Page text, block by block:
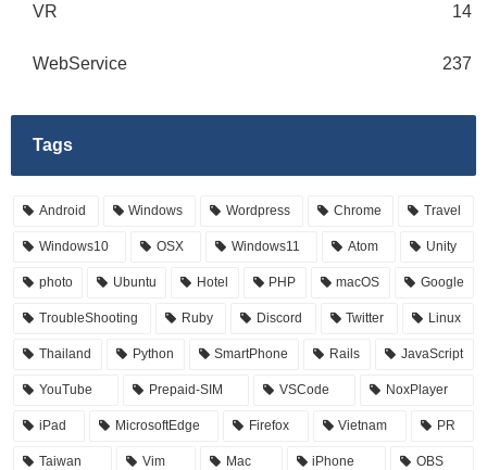
VR 14
WebService 237
Tags
Android Windows Wordpress Chrome Travel
Windows10 OSX Windows11 Atom Unity
photo Ubuntu Hotel PHP macOS Google
TroubleShooting Ruby Discord Twitter Linux
Thailand Python SmartPhone Rails JavaScript
YouTube Prepaid-SIM VSCode NoxPlayer
iPad MicrosoftEdge Firefox Vietnam PR
Taiwan Vim Mac iPhone OBS